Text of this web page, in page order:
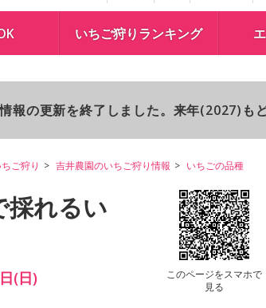
いちご狩りランキング
報の更新を終了しました。来年(2027)も
ご狩り 吉井農園のいちご狩り情報 いちごの品種
採れるい
このページをスマホで
見る
(日)